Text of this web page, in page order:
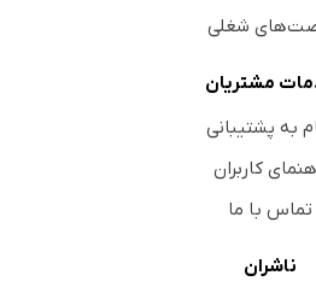
شغلی
مشتریان
به پشتیبانی
کاربران
تماس با ما
ناشران